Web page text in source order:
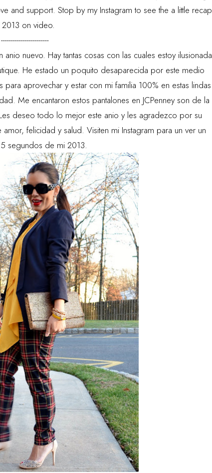
and support. Stop by my Instagram to see the a little recap
on video.
------------------------
nuevo. Hay tantas cosas con las cuales estoy ilusionada
He estado un poquito desaparecida por este medio
aprovechar y estar con mi familia 100% en estas lindas
Me encantaron estos pantalones en JCPenney son de la
deseo todo lo mejor este anio y les agradezco por su
felicidad y salud. Visiten mi Instagram para un ver un
segundos de mi 2013.